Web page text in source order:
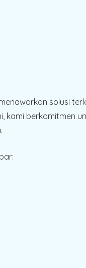
solusi
kami berkomitmen